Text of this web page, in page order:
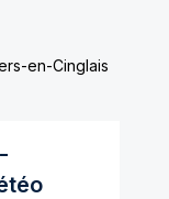
en-Cinglais